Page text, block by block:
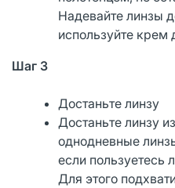
Надевайте линзы
используйте крем
Шаг 3
Достаньте линзу
Достаньте линзу
однодневные
если пользуетесь
Для этого